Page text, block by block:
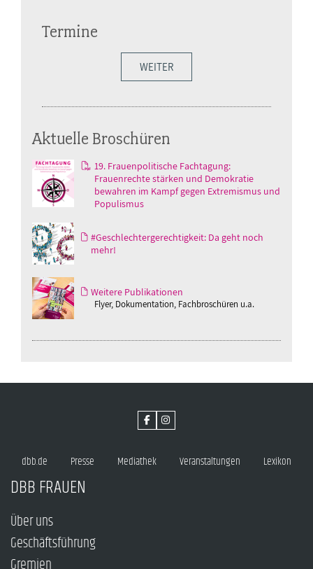
Termine
WEITER
Aktuelle Broschüren
19. Frauenpolitische Fachtagung:
Frauenrechte stärken und Demokratie
bewahren im Kampf gegen Extremismus und
Populismus
#Geschlechtergerechtigkeit: Da geht noch
mehr!
Weitere Publikationen
Flyer, Dokumentation, Fachbroschüren u.a.
dbb.de Presse Mediathek Veranstaltungen Lexikon
DBB FRAUEN
Über uns
Geschäftsführung